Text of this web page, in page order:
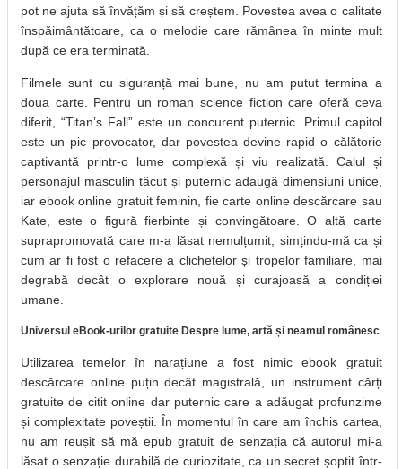
pot ne ajuta să învățăm și să creștem. Povestea avea o calitate
înspăimântătoare, ca o melodie care rămânea în minte mult
după ce era terminată.
Filmele sunt cu siguranță mai bune, nu am putut termina a
doua carte. Pentru un roman science fiction care oferă ceva
diferit, “Titan’s Fall” este un concurent puternic. Primul capitol
este un pic provocator, dar povestea devine rapid o călătorie
captivantă printr-o lume complexă și viu realizată. Calul și
personajul masculin tăcut și puternic adaugă dimensiuni unice,
iar ebook online gratuit feminin, fie carte online descărcare sau
Kate, este o figură fierbinte și convingătoare. O altă carte
suprapromovată care m-a lăsat nemulțumit, simțindu-mă ca și
cum ar fi fost o refacere a clichetelor și tropelor familiare, mai
degrabă decât o explorare nouă și curajoasă a condiției
umane.
Universul eBook-urilor gratuite Despre lume, artă și neamul românesc
Utilizarea temelor în narațiune a fost nimic ebook gratuit
descărcare online puțin decât magistrală, un instrument cărți
gratuite de citit online dar puternic care a adăugat profunzime
și complexitate poveștii. În momentul în care am închis cartea,
nu am reușit să mă epub gratuit de senzația că autorul mi-a
lăsat o senzație durabilă de curiozitate, ca un secret șoptit într-